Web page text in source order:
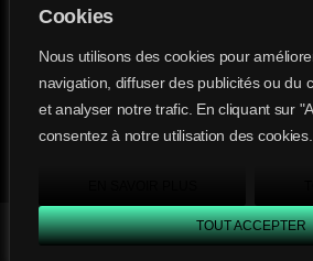
Cookies
Nous utilisons des cookies pour
navigation, diffuser des publicités ou du
et analyser notre trafic. En cliquant sur
consentez à notre utilisation des cookies.
TOUT ACCEPTER
play_arrow Divergence FM
Ici l’Ombre – mardi 28 juillet